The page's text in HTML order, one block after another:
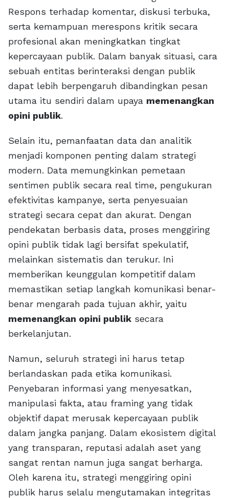
Respons terhadap komentar, diskusi terbuka,
serta kemampuan merespons kritik secara
profesional akan meningkatkan tingkat
kepercayaan publik. Dalam banyak situasi, cara
sebuah entitas berinteraksi dengan publik
dapat lebih berpengaruh dibandingkan pesan
utama itu sendiri dalam upaya memenangkan
opini publik.
Selain itu, pemanfaatan data dan analitik
menjadi komponen penting dalam strategi
modern. Data memungkinkan pemetaan
sentimen publik secara real time, pengukuran
efektivitas kampanye, serta penyesuaian
strategi secara cepat dan akurat. Dengan
pendekatan berbasis data, proses menggiring
opini publik tidak lagi bersifat spekulatif,
melainkan sistematis dan terukur. Ini
memberikan keunggulan kompetitif dalam
memastikan setiap langkah komunikasi benar-
benar mengarah pada tujuan akhir, yaitu
memenangkan opini publik secara
berkelanjutan.
Namun, seluruh strategi ini harus tetap
berlandaskan pada etika komunikasi.
Penyebaran informasi yang menyesatkan,
manipulasi fakta, atau framing yang tidak
objektif dapat merusak kepercayaan publik
dalam jangka panjang. Dalam ekosistem digital
yang transparan, reputasi adalah aset yang
sangat rentan namun juga sangat berharga.
Oleh karena itu, strategi menggiring opini
publik harus selalu mengutamakan integritas